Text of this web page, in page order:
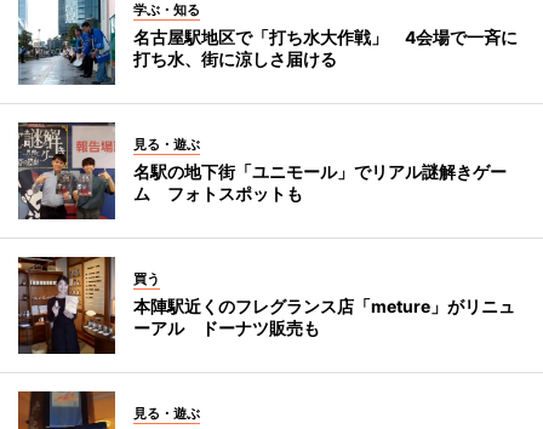
学ぶ・知る
名古屋駅地区で「打ち水大作戦」 4会場で一斉に
打ち水、街に涼しさ届ける
見る・遊ぶ
名駅の地下街「ユニモール」でリアル謎解きゲー
ム フォトスポットも
買う
本陣駅近くのフレグランス店「meture」がリニュ
ーアル ドーナツ販売も
見る・遊ぶ